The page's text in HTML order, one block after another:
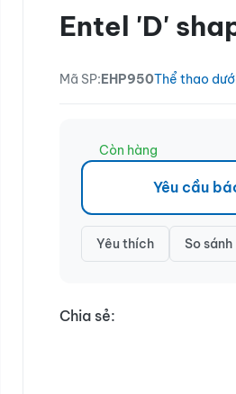
Entel 'D'
Mã SP:EHP950Thể thao
Còn hàng
Yêu cầu
Yêu thích So sánh
Chia sẻ: